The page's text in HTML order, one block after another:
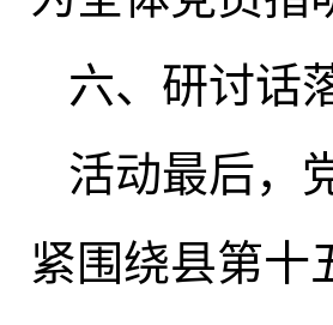
六、研讨话
活动最后，
紧围绕县第十